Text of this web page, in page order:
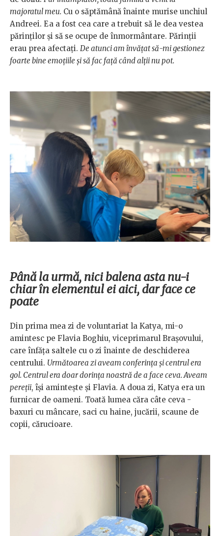
majoratul meu. Cu o săptămână înainte murise unchiul
Andreei. Ea a fost cea care a trebuit să le dea vestea
părinților și să se ocupe de înmormântare. Părinții
erau prea afectați. De atunci am învățat să-mi gestionez
foarte bine emoțiile și să fac față când alții nu pot.
Până la urmă, nici balena asta nu-i
chiar în elementul ei aici, dar face ce
poate
Din prima mea zi de voluntariat la Katya, mi-o
amintesc pe Flavia Boghiu, viceprimarul Brașovului,
care înfăța saltele cu o zi înainte de deschiderea
centrului. Următoarea zi aveam conferința și centrul era
gol. Centrul era doar dorința noastră de a face ceva. Aveam
pereții, își amintește și Flavia. A doua zi, Katya era un
furnicar de oameni. Toată lumea căra câte ceva -
baxuri cu mâncare, saci cu haine, jucării, scaune de
copii, cărucioare.